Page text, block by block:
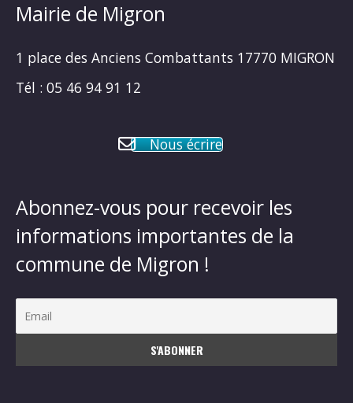
Mairie de Migron
1 place des Anciens Combattants 17770 MIGRON
Tél : 05 46 94 91 12
Nous écrire
Abonnez-vous pour recevoir les
informations importantes de la
commune de Migron !